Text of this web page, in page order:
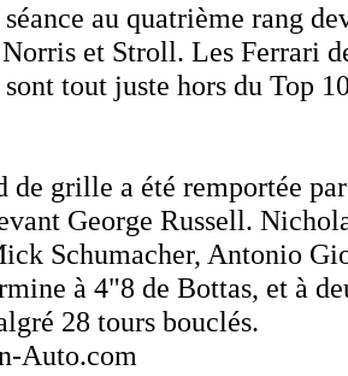
au quatrième rang
et Stroll. Les Ferrari
tout juste hors du Top
de grille a été remportée
George Russell.
Schumacher, Antonio
à 4"8 de Bottas, et à
28 tours bouclés.
Auto.com